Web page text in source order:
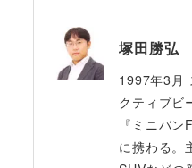
塚田勝弘
1997年3月
クティブビ
『ミニバ
に携わる。